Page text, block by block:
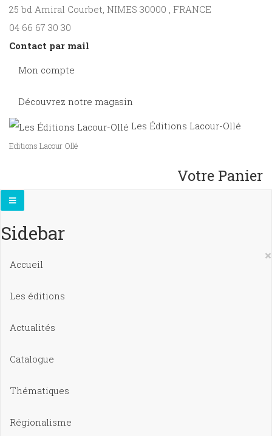
25 bd Amiral Courbet, NIMES 30000 , FRANCE
04 66 67 30 30
Contact par mail
Mon compte
Découvrez notre magasin
Les Éditions Lacour-Ollé
Editions Lacour Ollé
Votre Panier
Sidebar
×
Accueil
Les éditions
Actualités
Catalogue
Thématiques
Régionalisme